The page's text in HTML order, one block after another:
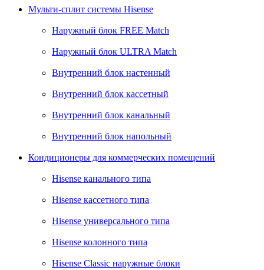
Мульти-сплит системы Hisense
Наружный блок FREE Match
Наружный блок ULTRA Match
Внутренний блок настенный
Внутренний блок кассетный
Внутренний блок канальный
Внутренний блок напольный
Кондиционеры для коммерческих помещений
Hisense канального типа
Hisense кассетного типа
Hisense универсального типа
Hisense колонного типа
Hisense Classic наружные блоки